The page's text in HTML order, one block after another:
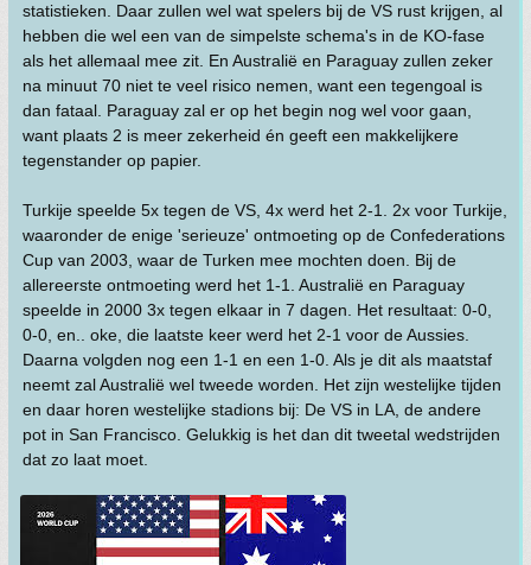
statistieken. Daar zullen wel wat spelers bij de VS rust krijgen, al
hebben die wel een van de simpelste schema's in de KO-fase
als het allemaal mee zit. En Australië en Paraguay zullen zeker
na minuut 70 niet te veel risico nemen, want een tegengoal is
dan fataal. Paraguay zal er op het begin nog wel voor gaan,
want plaats 2 is meer zekerheid én geeft een makkelijkere
tegenstander op papier.
Turkije speelde 5x tegen de VS, 4x werd het 2-1. 2x voor Turkije,
waaronder de enige 'serieuze' ontmoeting op de Confederations
Cup van 2003, waar de Turken mee mochten doen. Bij de
allereerste ontmoeting werd het 1-1. Australië en Paraguay
speelde in 2000 3x tegen elkaar in 7 dagen. Het resultaat: 0-0,
0-0, en.. oke, die laatste keer werd het 2-1 voor de Aussies.
Daarna volgden nog een 1-1 en een 1-0. Als je dit als maatstaf
neemt zal Australië wel tweede worden. Het zijn westelijke tijden
en daar horen westelijke stadions bij: De VS in LA, de andere
pot in San Francisco. Gelukkig is het dan dit tweetal wedstrijden
dat zo laat moet.